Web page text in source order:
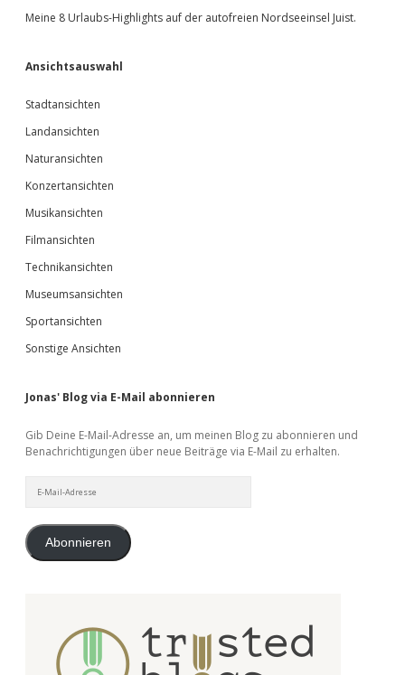
Meine 8 Urlaubs-Highlights auf der autofreien Nordseeinsel Juist.
Ansichtsauswahl
Stadtansichten
Landansichten
Naturansichten
Konzertansichten
Musikansichten
Filmansichten
Technikansichten
Museumsansichten
Sportansichten
Sonstige Ansichten
Jonas' Blog via E-Mail abonnieren
Gib Deine E-Mail-Adresse an, um meinen Blog zu abonnieren und
Benachrichtigungen über neue Beiträge via E-Mail zu erhalten.
Mail-
Abonnieren